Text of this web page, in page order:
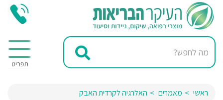
ראשי מאמרים האלרגיה לקרדית האבק